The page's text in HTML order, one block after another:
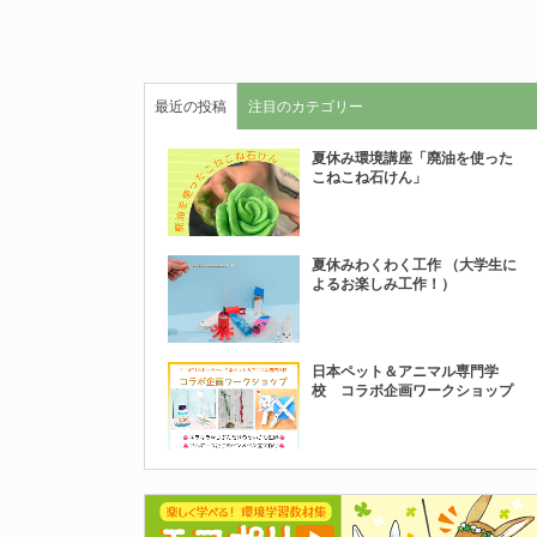
最近の投稿 注目のカテゴリー
夏休み環境講座「廃油を使った
こねこね石けん」
夏休みわくわく工作 （大学生に
よるお楽しみ工作！）
日本ペット＆アニマル専門学
校 コラボ企画ワークショップ